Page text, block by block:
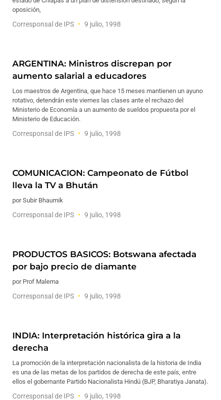
oposición,
Corresponsal de IPS 9 julio, 1998
ARGENTINA: Ministros discrepan por
aumento salarial a educadores
Los maestros de Argentina, que hace 15 meses mantienen un ayuno
rotativo, detendrán este viernes las clases ante el rechazo del
Ministerio de Economía a un aumento de sueldos propuesta por el
Ministerio de Educación.
Corresponsal de IPS 9 julio, 1998
COMUNICACION: Campeonato de Fútbol
lleva la TV a Bhután
por Subir Bhaumik
Corresponsal de IPS 9 julio, 1998
PRODUCTOS BASICOS: Botswana afectada
por bajo precio de diamante
por Prof Malema
Corresponsal de IPS 9 julio, 1998
INDIA: Interpretación histórica gira a la
derecha
La promoción de la interpretación nacionalista de la historia de India
es una de las metas de los partidos de derecha de este país, entre
ellos el gobernante Partido Nacionalista Hindú (BJP, Bharatiya Janata).
Corresponsal de IPS 9 julio, 1998